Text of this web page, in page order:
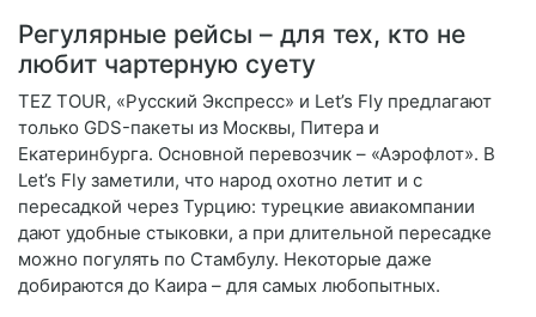
Регулярные рейсы – для тех, кто не
любит чартерную суету
TEZ TOUR, «Русский Экспресс» и Let’s Fly предлагают
только GDS-пакеты из Москвы, Питера и
Екатеринбурга. Основной перевозчик – «Аэрофлот». В
Let’s Fly заметили, что народ охотно летит и с
пересадкой через Турцию: турецкие авиакомпании
дают удобные стыковки, а при длительной пересадке
можно погулять по Стамбулу. Некоторые даже
добираются до Каира – для самых любопытных.